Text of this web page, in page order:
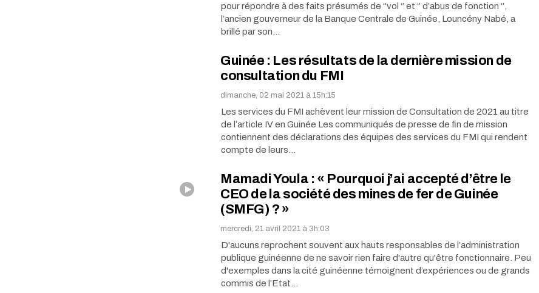
pour répondre à des faits présumés de ‘’vol ‘’ et ‘’ d’abus de fonction ‘’,
l’ancien gouverneur de la Banque Centrale de Guinée, Louncény Nabé, a
brillé par son…
Guinée : Les résultats de la dernière mission de
consultation du FMI
dimanche, 02 mai 2021 à 15h:15
Les services du FMI achèvent leur mission de Consultation de 2021 au titre
de l’article IV en Guinée Les communiqués de presse de fin de mission
contiennent des déclarations des équipes des services du FMI qui rendent
compte de leurs…
Mamadi Youla : « Pourquoi j’ai accepté d’être le
CEO de la société des mines de fer de Guinée
(SMFG) ? »
mercredi, 21 avril 2021 à 3h:03
D'aucuns reprochent souvent aux hauts responsables de l’administration
publique guinéenne de ne savoir rien faire d'autre qu'être fonctionnaire. Peu
d'exemples dans la cité guinéenne témoignent d’expériences ou de grands
commis de l’Etat…